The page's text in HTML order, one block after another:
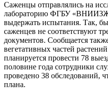
Саженцы отправлялись на
лабораторию ФГБУ
выдержать испытания. Так,
саженцев не соответствуют
документов. Сообщается
вегетативных частей
планируется провести 78
половине года сотрудники
проведено 38 обследований,
плана.